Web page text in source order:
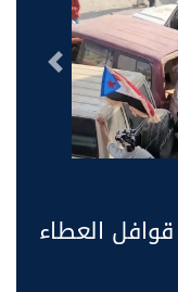
التالى
العطاء